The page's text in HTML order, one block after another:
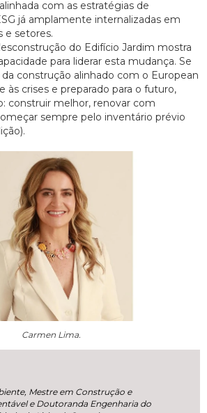
com as estratégias de
já amplamente internalizadas em
e setores.
do Edifício Jardim mostra
para liderar esta mudança. Se
construção alinhado com o European
às crises e preparado para o futuro,
construir melhor, renovar com
sempre pelo inventário prévio
Carmen Lima.
Mestre em Construção e
e Doutoranda Engenharia do